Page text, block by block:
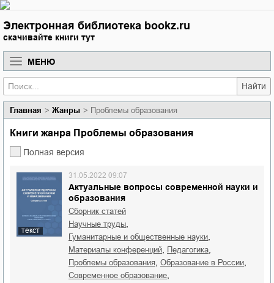
Электронная библиотека bookz.ru
скачивайте книги тут
МЕНЮ
Найти
Главная Жанры Проблемы образования
Книги жанра Проблемы образования
Полная версия
текст
Актуальные вопросы современной науки и
образования
31.05.2022 09:07
Сборник статей
научные труды
гуманитарные и общественные науки
материалы конференций педагогика
проблемы образования образование в России
современное образование